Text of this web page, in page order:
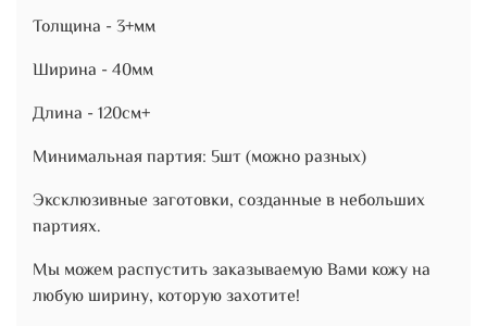
Толщина - 3+мм
Ширина - 40мм
Длина - 120см+
Минимальная партия: 5шт (можно разных)
Эксклюзивные заготовки, созданные в небольших
партиях.
Мы можем распустить заказываемую Вами кожу на
любую ширину, которую захотите!